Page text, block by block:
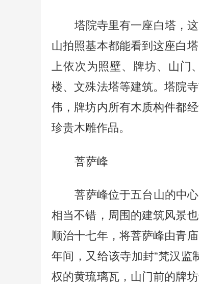
塔院寺里有一座白塔，
山拍照基本都能看到这座白
上依次为照壁、牌坊、山
楼、文殊法塔等建筑。塔院
伟，牌坊内所有木质构件都
珍贵木雕作品。
菩萨峰
菩萨峰位于五台山的中
相当不错，周围的建筑风景
顺治十七年，将菩萨峰由青
年间，又给该寺加封“梵汉监
权的黄琉璃瓦，山门前的牌